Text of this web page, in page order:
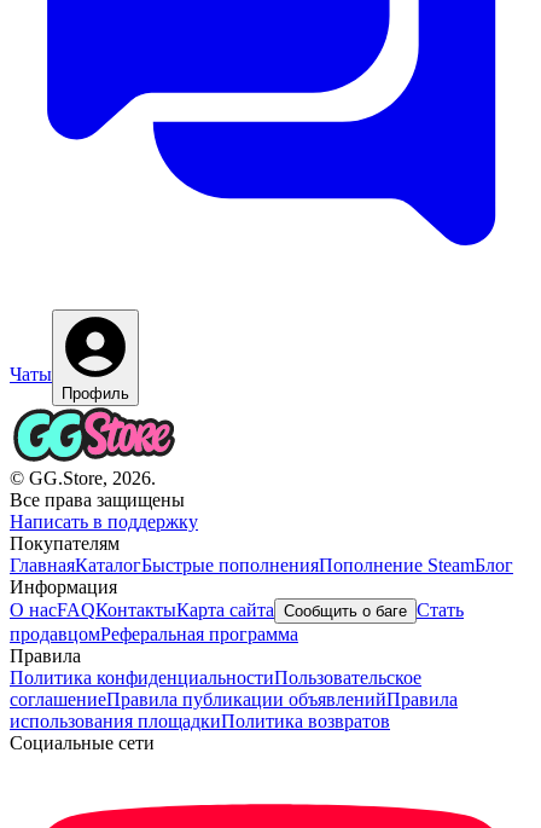
Чаты
Профиль
© GG.Store, 2026.
Все права защищены
Написать в поддержку
Покупателям
ГлавнаяКаталогБыстрые пополненияПополнение SteamБлог
Информация
О насFAQКонтактыКарта сайта Сообщить о баге Стать
продавцомРеферальная программа
Правила
Политика конфиденциальностиПользовательское
соглашениеПравила публикации объявленийПравила
использования площадкиПолитика возвратов
Социальные сети